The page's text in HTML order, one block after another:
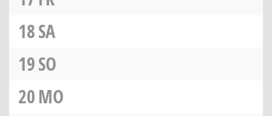
18SA
19SO
20MO